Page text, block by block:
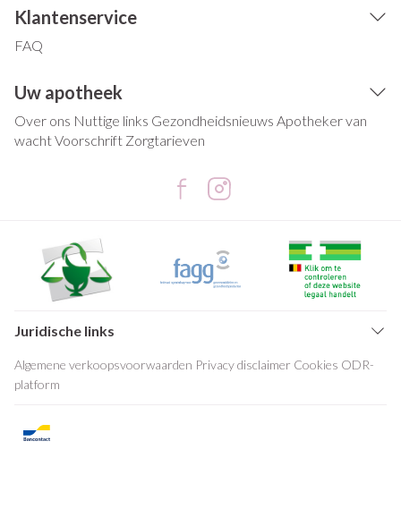
Klantenservice
FAQ
Uw apotheek
Over ons Nuttige links Gezondheidsnieuws Apotheker van
wachtVoorschrift Zorgtarieven
Juridische links
Algemene verkoopsvoorwaarden Privacy disclaimer Cookies ODR-
platform